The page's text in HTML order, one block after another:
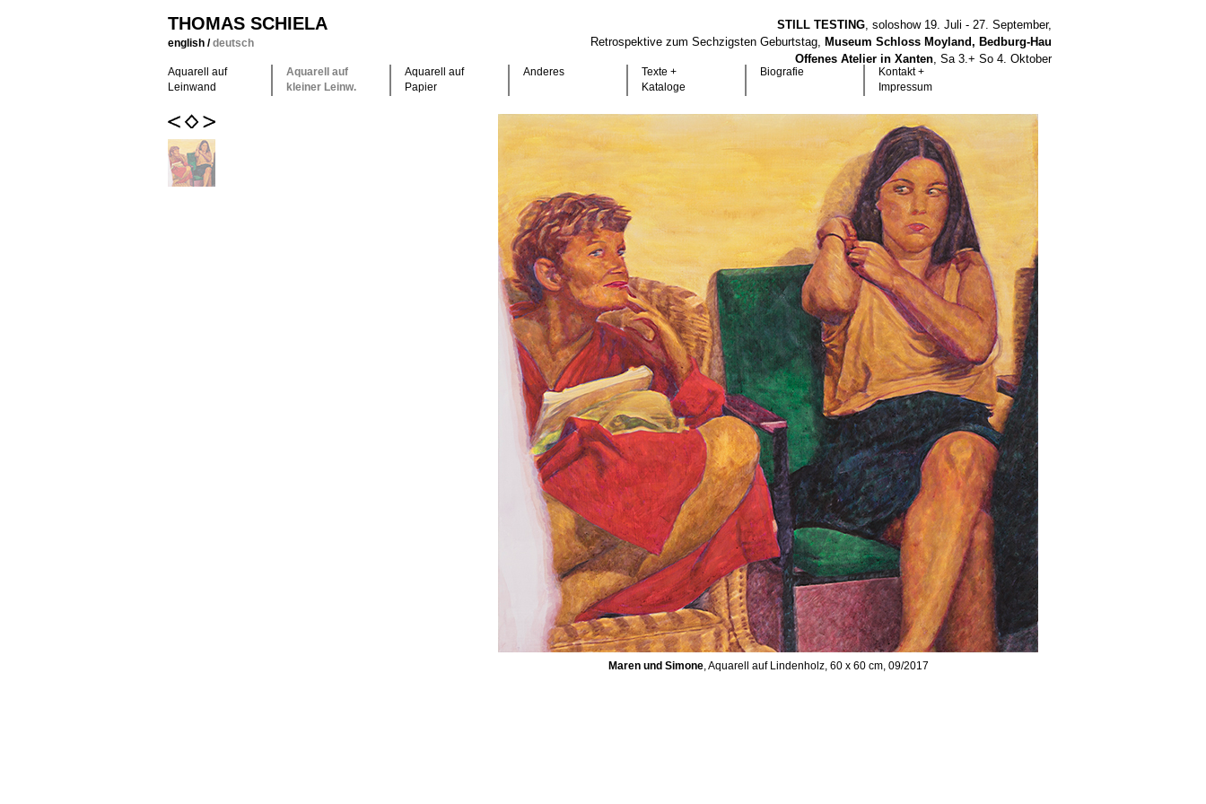
THOMAS SCHIELA
english /deutsch
STILL TESTING, soloshow 19. Juli - 27. September,
Retrospektive zum Sechzigsten Geburtstag, Museum Schloss Moyland, Bedburg-Hau
Offenes Atelier in Xanten, Sa 3.+ So 4. Oktober
Aquarell auf
Leinwand
Aquarell auf
kleiner Leinw.
Aquarell auf
Papier
Anderes
Texte +
Kataloge
Biografie
Kontakt +
Impressum
Maren und Simone, Aquarell auf Lindenholz, 60 x 60 cm, 09/2017